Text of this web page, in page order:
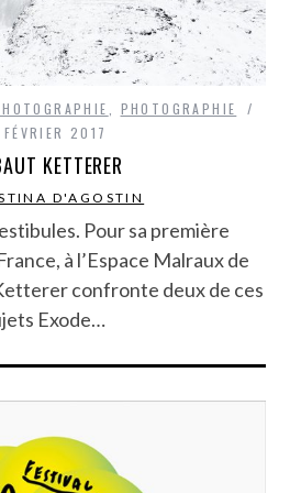
PHOTOGRAPHIE
2017
KETTERER
D'AGOSTIN
Pour sa première
à l’Espace Malraux de
confronte deux de ces
Exode…